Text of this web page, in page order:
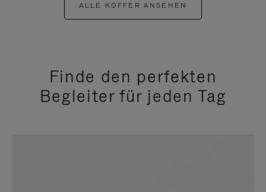
ALLE KOFFER ANSEHEN
Finde den perfekten
Begleiter für jeden Tag